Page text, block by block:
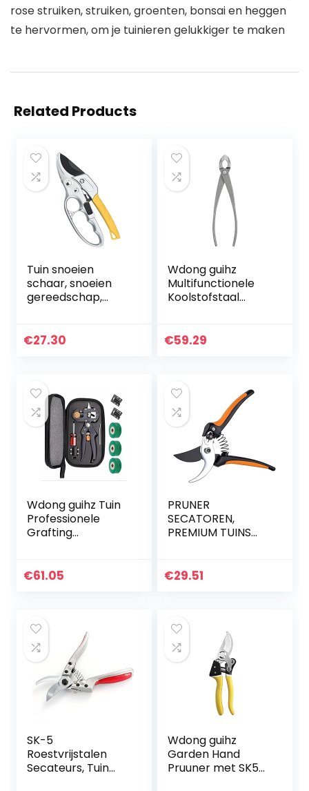
rose struiken, struiken, groenten, bonsai en heggen
te hervormen, om je tuinieren gelukkiger te maken
Related Products
Tuin snoeien
schaar, snoeien
gereedschap,
anti-roestbladen
€27.30
Wdong guihz
Multifunctionele
Koolstofstaal
Branch Cutter
€59.29
Wdong guihz Tuin
Professionele
Grafting
Scissor Fruit Tree
€61.05
PRUNER
SECATOREN,
PREMIUM TUINS
BOOMNEUWEN,
€29.51
SK-5
Roestvrijstalen
Secateurs, Tuin
Wdong guihz
Garden Hand
Pruuner met SK5